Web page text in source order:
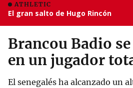
ATHLETIC
El gran salto de Hugo Rincón
Brancou Badio
en un jugador
El senegalés ha alcanzado un